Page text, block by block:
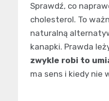
Sprawdź, co
cholesterol. To
naturalną
kanapki. Prawda
zwykle robi to
ma sens i kiedy nie